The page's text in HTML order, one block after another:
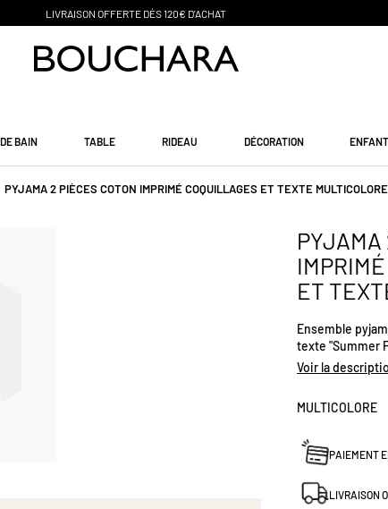
PAIEMENT EN 3 SANS FRAIS
BAIN TABLE RIDEAU DÉCORATION ENFANT
PYJAMA 2 PIÈCES COTON IMPRIMÉ COQUILLAGES ET TEXTE MULTICOLORE
PYJAMA
ET
Ensemble
texte "Summer
Haut à
coquillages
Voir la
MULTICOLORE
PAIEMENT
LIVRAISON